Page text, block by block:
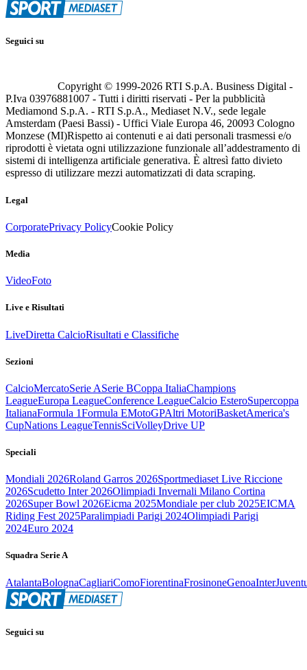
Seguici su
Copyright © 1999-2026 RTI S.p.A. Business Digital -
P.Iva 03976881007 - Tutti i diritti riservati - Per la pubblicità
Mediamond S.p.A. - RTI S.p.A., Mediaset N.V., sede legale
Amsterdam (Paesi Bassi) - Uffici Viale Europa 46, 20093 Cologno
Monzese (MI)Rispetto ai contenuti e ai dati personali trasmessi e/o
riprodotti è vietata ogni utilizzazione funzionale all’addestramento di
sistemi di intelligenza artificiale generativa. È altresì fatto divieto
espresso di utilizzare mezzi automatizzati di data scraping.
Legal
CorporatePrivacy PolicyCookie Policy
Media
VideoFoto
Live e Risultati
LiveDiretta CalcioRisultati e Classifiche
Sezioni
CalcioMercatoSerie ASerie BCoppa ItaliaChampions
LeagueEuropa LeagueConference LeagueCalcio EsteroSupercoppa
ItalianaFormula 1Formula EMotoGPAltri MotoriBasketAmerica's
CupNations LeagueTennisSciVolleyDrive UP
Speciali
Mondiali 2026Roland Garros 2026Sportmediaset Live Riccione
2026Scudetto Inter 2026Olimpiadi Invernali Milano Cortina
2026Super Bowl 2026Eicma 2025Mondiale per club 2025EICMA
Riding Fest 2025Paralimpiadi Parigi 2024Olimpiadi Parigi
2024Euro 2024
Squadra Serie A
AtalantaBolognaCagliariComoFiorentinaFrosinoneGenoaInter
Seguici su